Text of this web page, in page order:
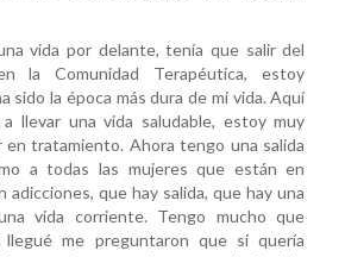
vida por delante, tenía que salir del
la Comunidad Terapéutica, estoy
sido la época más dura de mi vida. Aquí
llevar una vida saludable, estoy muy
en tratamiento. Ahora tengo una salida
a todas las mujeres que están en
adicciones, que hay salida, que hay una
vida corriente. Tengo mucho que
llegué me preguntaron que si quería